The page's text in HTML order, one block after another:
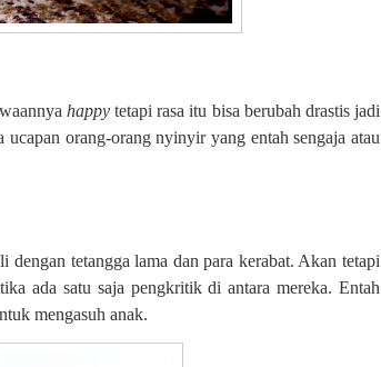
happytetapi rasa itu bisa berubah drastis jadi
orang-orang nyinyir yang entah sengaja atau
dengan tetangga lama dan para kerabat. Akan tetapi
ada satu saja pengkritik di antara mereka. Entah
mengasuh anak.